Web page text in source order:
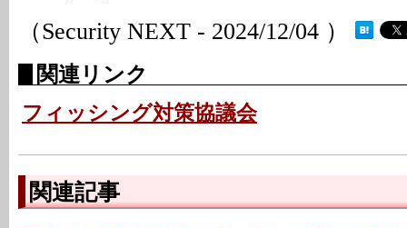
（Security NEXT - 2024/12/04 ）
関連リンク
フィッシング対策協議会
関連記事